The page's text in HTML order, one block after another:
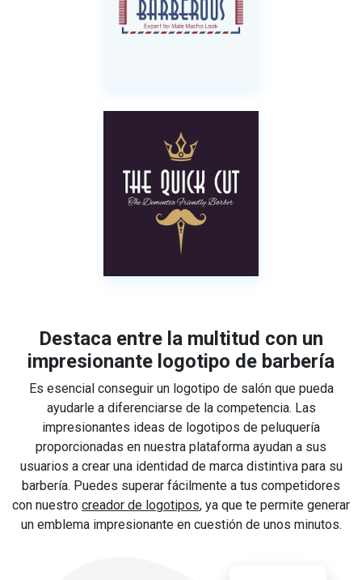
Destaca entre la multitud con un
impresionante logotipo de barbería
Es esencial conseguir un logotipo de salón que pueda
ayudarle a diferenciarse de la competencia. Las
impresionantes ideas de logotipos de peluquería
proporcionadas en nuestra plataforma ayudan a sus
usuarios a crear una identidad de marca distintiva para su
barbería. Puedes superar fácilmente a tus competidores
con nuestro creador de logotipos, ya que te permite generar
un emblema impresionante en cuestión de unos minutos.